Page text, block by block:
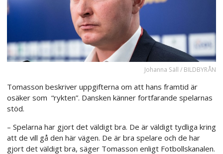
Johanna Säll / BILDBYRÅN
Tomasson beskriver uppgifterna om att hans framtid är
osäker som “rykten”. Dansken känner fortfarande spelarnas
stöd.
– Spelarna har gjort det väldigt bra. De är väldigt tydliga kring
att de vill gå den här vägen. De är bra spelare och de har
gjort det väldigt bra, säger Tomasson enligt Fotbollskanalen.